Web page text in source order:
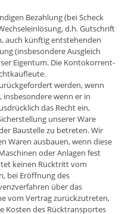
Bezahlung (bei Scheck
d.h. Gutschrift
auch künftig entstehenden
(insbesondere Ausgleich
Eigentum. Die Kontokorrent-
werden, wenn
insbesondere wenn er in
das Recht ein,
unserer Ware
Baustelle zu betreten. Wir
Waren ausbauen, wenn diese
oder Anlagen fest
keinen Rücktritt vom
bei Eröffnung des
über das
vom Vertrag zurückzutreten,
Kosten des Rücktransportes